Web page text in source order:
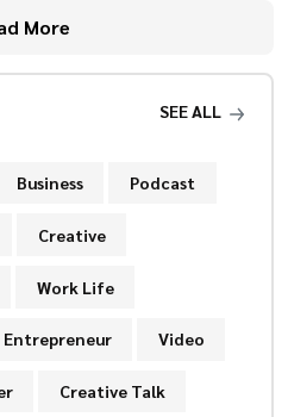
More
SEE ALL
Business Podcast
Creative
Work Life
Entrepreneur Video
Creative Talk